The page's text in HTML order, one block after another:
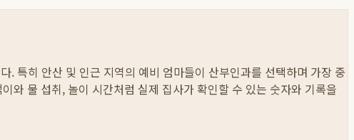
특히 안산 및 인근 지역의 예비 엄마들이 산부인과를 선택하며 가장 중
와 물 섭취, 놀이 시간처럼 실제 집사가 확인할 수 있는 숫자와 기록을